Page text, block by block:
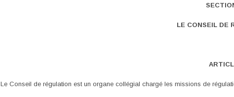
LE CONSEIL DE
Le Conseil de régulation est un organe collégial chargé les missions de